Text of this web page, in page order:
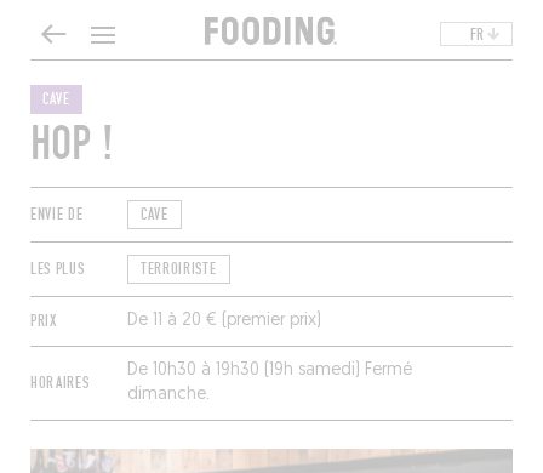
FR
CAVE
HOP !
ENVIE DE CAVE
LES PLUS TERROIRISTE
PRIX De 11 à 20 € (premier prix)
HORAIRES
De 10h30 à 19h30 (19h samedi) Fermé
dimanche.